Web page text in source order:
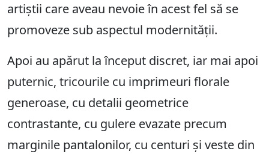
artiștii care aveau nevoie în acest fel să se
promoveze sub aspectul modernității.
Apoi au apărut la început discret, iar mai apoi
puternic, tricourile cu imprimeuri florale
generoase, cu detalii geometrice
contrastante, cu gulere evazate precum
marginile pantalonilor, cu centuri și veste din